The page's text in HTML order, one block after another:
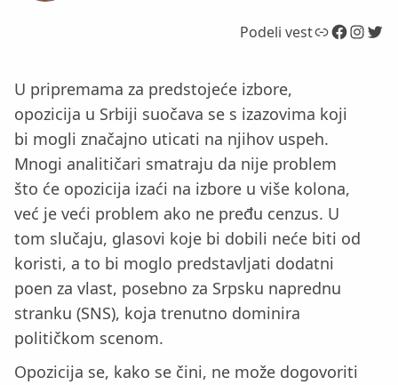
Podeli vestLink Facebook InstagramTwitter
U pripremama za predstojeće izbore,
opozicija u Srbiji suočava se s izazovima koji
bi mogli značajno uticati na njihov uspeh.
Mnogi analitičari smatraju da nije problem
što će opozicija izaći na izbore u više kolona,
već je veći problem ako ne pređu cenzus. U
tom slučaju, glasovi koje bi dobili neće biti od
koristi, a to bi moglo predstavljati dodatni
poen za vlast, posebno za Srpsku naprednu
stranku (SNS), koja trenutno dominira
političkom scenom.
Opozicija se, kako se čini, ne može dogovoriti